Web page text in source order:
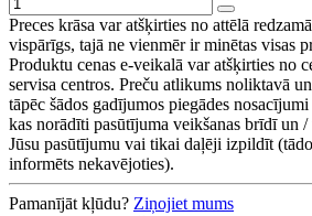
Preces krāsa var atšķirties no attēlā
vispārīgs, tajā ne vienmēr ir minētas visas
Produktu cenas e-veikalā var atšķirties no
servisa centros. Preču atlikums noliktavā
tāpēc šādos gadījumos piegādes
kas norādīti pasūtījuma veikšanas brīdī un
Jūsu pasūtījumu vai tikai daļēji izpildīt
informēts nekavējoties).
Pamanījāt kļūdu? Ziņojiet mums